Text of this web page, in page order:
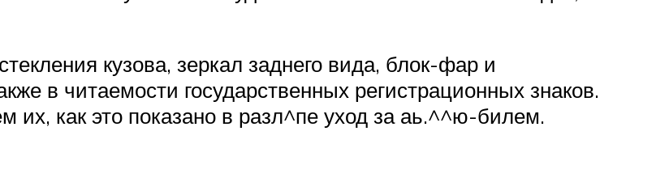
кузова, зеркал заднего вида, блок-фар и
в читаемости государственных регистрационных знаков.
их, как это показано в разл^пе уход за аь.^^ю-билем.